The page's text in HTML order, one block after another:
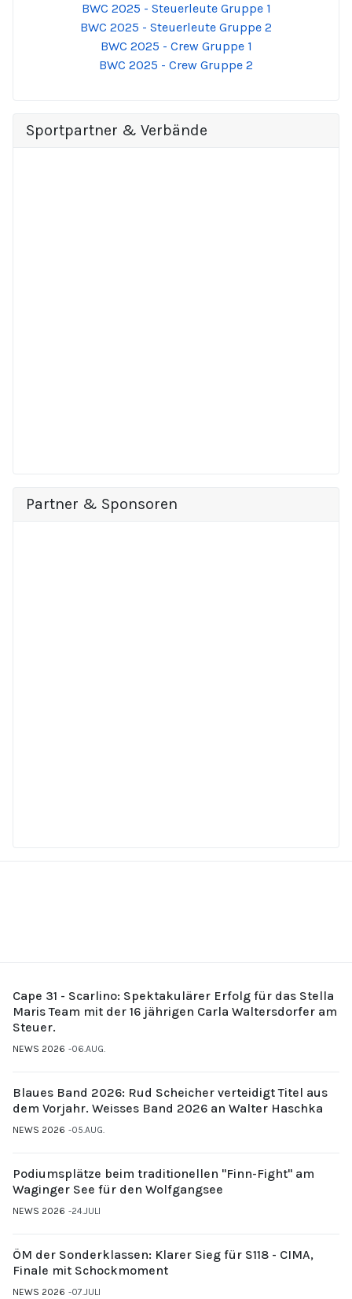
BWC 2025 - Steuerleute Gruppe 1
BWC 2025 - Steuerleute Gruppe 2
BWC 2025 - Crew Gruppe 1
BWC 2025 - Crew Gruppe 2
Sportpartner & Verbände
Partner & Sponsoren
Cape 31 - Scarlino: Spektakulärer Erfolg für das Stella
Maris Team mit der 16 jährigen Carla Waltersdorfer am
Steuer.
NEWS 2026 06.AUG.
Blaues Band 2026: Rud Scheicher verteidigt Titel aus
dem Vorjahr. Weisses Band 2026 an Walter Haschka
NEWS 2026 05.AUG.
Podiumsplätze beim traditionellen "Finn-Fight" am
Waginger See für den Wolfgangsee
NEWS 2026 24.JULI
ÖM der Sonderklassen: Klarer Sieg für S118 - CIMA,
Finale mit Schockmoment
NEWS 2026 07.JULI